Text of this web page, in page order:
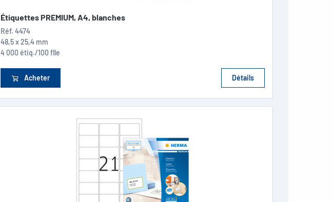
Étiquettes PREMIUM, A4, blanches
Réf. 4474
48,5 x 25,4 mm
4 000 étiq./100 flle
Acheter Détails